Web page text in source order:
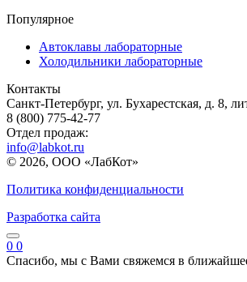
Популярное
Автоклавы лабораторные
Холодильники лабораторные
Контакты
Санкт-Петербург, ул. Бухарестская, д. 8,
8 (800) 775-42-77
Отдел продаж:
info@labkot.ru
© 2026, ООО «ЛабКот»
Политика конфиденциальности
Разработка сайта
0 0
Спасибо, мы с Вами свяжемся в